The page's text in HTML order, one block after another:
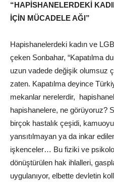
“HAPİSHANELERDEKİ
İÇİN MÜCADELE AĞI”
Hapishanelerdeki kadın ve
çeken Sonbahar, “Kapatılma
uzun vadede değişik olumsuz
zaten. Kapatılma deyince
mekanlar nerelerdir,
hapishanelere, ne görüyoruz?
birçok hastalık çeşidi,
yansıtılmayan ya da inkar
işkenceler… Bu fiziki ve
dönüştürülen hak ihlalleri,
uygulanıyor, elbette devletin